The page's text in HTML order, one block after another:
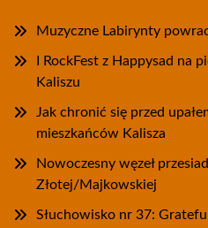
Muzyczne Labirynty
I RockFest z Happysad na
Kaliszu
Jak chronić się przed
mieszkańców Kalisza
Nowoczesny węzeł
Złotej/Majkowskiej
Słuchowisko nr 37: